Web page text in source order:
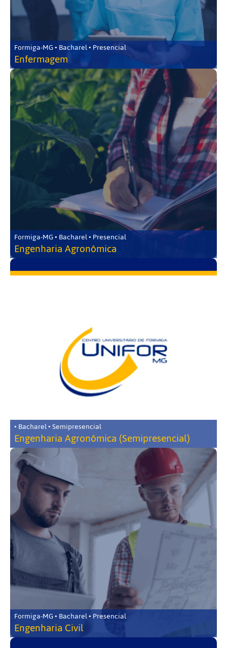
Formiga-MG • Bacharel • Presencial
Enfermagem
Formiga-MG • Bacharel • Presencial
Engenharia Agronômica
• Bacharel • Semipresencial
Engenharia Agronômica (Semipresencial)
Formiga-MG • Bacharel • Presencial
Engenharia Civil